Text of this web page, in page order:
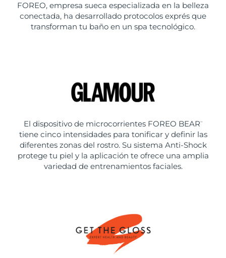
FOREO, empresa sueca especializada en la belleza
conectada, ha desarrollado protocolos exprés que
transforman tu baño en un spa tecnológico.
El dispositivo de microcorrientes FOREO BEAR ™
tiene cinco intensidades para tonificar y definir las
diferentes zonas del rostro. Su sistema Anti-Shock
protege tu piel y la aplicación te ofrece una amplia
variedad de entrenamientos faciales.